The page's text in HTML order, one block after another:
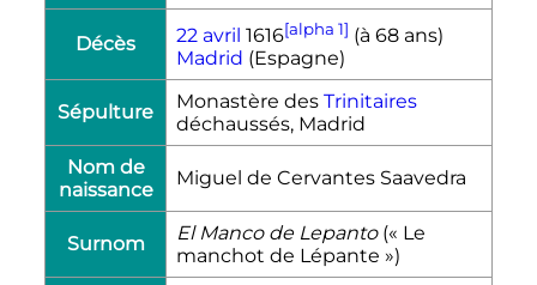
Décès 22 avril 1616[alpha 1] (à 68 ans)
Madrid (Espagne)
Sépulture Monastère des Trinitaires
déchaussés, Madrid
Nom de
naissance
Miguel de Cervantes Saavedra
Surnom El Manco de Lepanto(« Le
manchot de Lépante »)